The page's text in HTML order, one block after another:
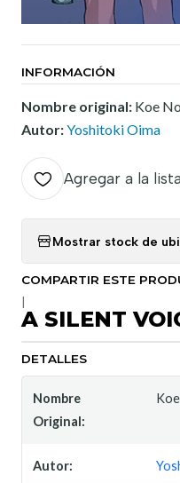
INFORMACIÓN
Nombre original: Koe
Autor:Yoshitoki Oima
Agregar a la
Mostrar stock de
COMPARTIR ESTE
A SILENT
DETALLES
Nombre
Original:
Autor: